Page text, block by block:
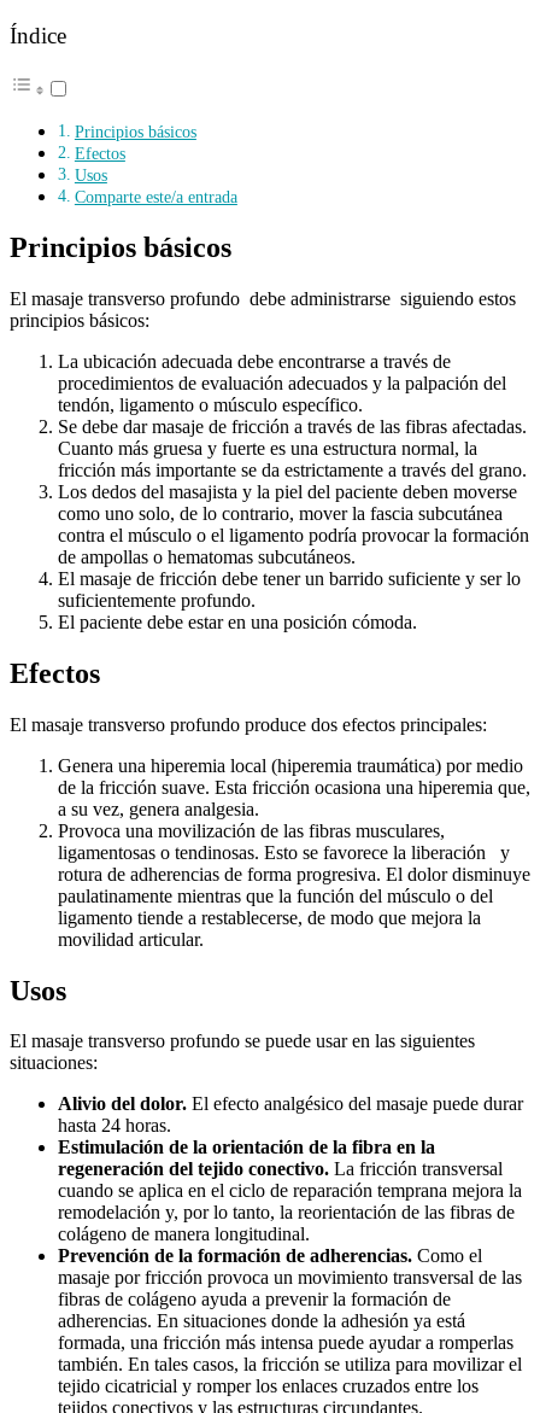
Índice
Principios básicos
Efectos
Usos
Comparte este/a entrada
Principios básicos
El masaje transverso profundo debe administrarse siguiendo estos
principios básicos:
La ubicación adecuada debe encontrarse a través de
procedimientos de evaluación adecuados y la palpación del
tendón, ligamento o músculo específico.
Se debe dar masaje de fricción a través de las fibras afectadas.
Cuanto más gruesa y fuerte es una estructura normal, la
fricción más importante se da estrictamente a través del grano.
Los dedos del masajista y la piel del paciente deben moverse
como uno solo, de lo contrario, mover la fascia subcutánea
contra el músculo o el ligamento podría provocar la formación
de ampollas o hematomas subcutáneos.
El masaje de fricción debe tener un barrido suficiente y ser lo
suficientemente profundo.
El paciente debe estar en una posición cómoda.
Efectos
El masaje transverso profundo produce dos efectos principales:
Genera una hiperemia local (hiperemia traumática) por medio
de la fricción suave. Esta fricción ocasiona una hiperemia que,
a su vez, genera analgesia.
Provoca una movilización de las fibras musculares,
ligamentosas o tendinosas. Esto se favorece la liberación y
rotura de adherencias de forma progresiva. El dolor disminuye
paulatinamente mientras que la función del músculo o del
ligamento tiende a restablecerse, de modo que mejora la
movilidad articular.
Usos
El masaje transverso profundo se puede usar en las siguientes
situaciones:
Alivio del dolor. El efecto analgésico del masaje puede durar
hasta 24 horas.
Estimulación de la orientación de la fibra en la
regeneración del tejido conectivo. La fricción transversal
cuando se aplica en el ciclo de reparación temprana mejora la
remodelación y, por lo tanto, la reorientación de las fibras de
colágeno de manera longitudinal.
Prevención de la formación de adherencias. Como el
masaje por fricción provoca un movimiento transversal de las
fibras de colágeno ayuda a prevenir la formación de
adherencias. En situaciones donde la adhesión ya está
formada, una fricción más intensa puede ayudar a romperlas
también. En tales casos, la fricción se utiliza para movilizar el
tejido cicatricial y romper los enlaces cruzados entre los
tejidos conectivos y las estructuras circundantes.